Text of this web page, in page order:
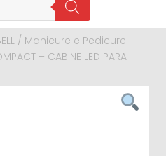
/ Manicure e Pedicure
– CABINE LED PARA